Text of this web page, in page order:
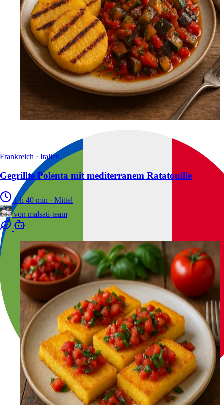
Frankreich · Italien
Gegrillte Polenta mit mediterranem Ratatouille
1 h 40 min · Mittel
von malsati-team